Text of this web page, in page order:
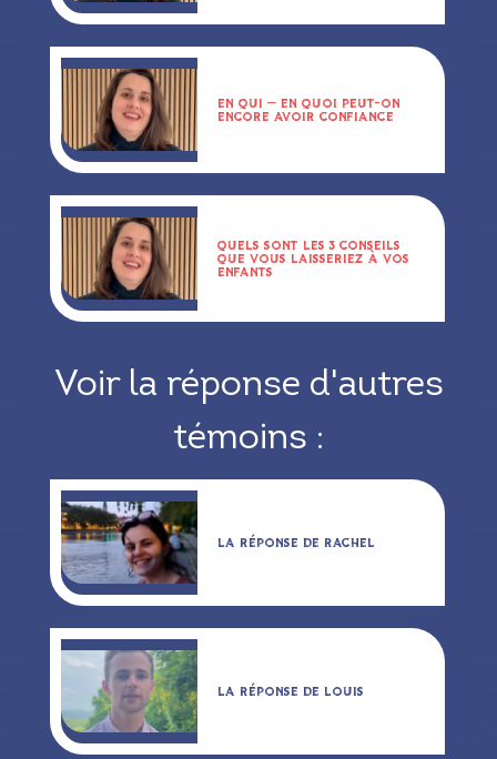
EN QUI – EN QUOI PEUT-ON
ENCORE AVOIR CONFIANCE
QUELS SONT LES 3 CONSEILS
QUE VOUS LAISSERIEZ À VOS
ENFANTS
Voir la réponse d'autres
témoins :
LA RÉPONSE DE RACHEL
LA RÉPONSE DE LOUIS